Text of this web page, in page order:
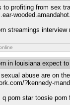
to profiting from sex
streamings
in louisiana expect
abuse are on
?kennedy-
porn star toosie